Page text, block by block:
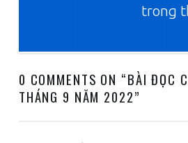
trong
0 COMMENTS ON “BÀI ĐỌC
THÁNG 9 NĂM 2022”